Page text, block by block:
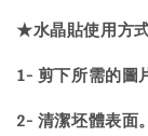
★水晶貼使用方
1- 剪下所需的圖
2- 清潔坯體表面。